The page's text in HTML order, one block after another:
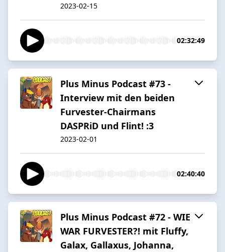
2023-02-15
02:32:49
Plus Minus Podcast #73 -
Interview mit den beiden
Furvester-Chairmans
DASPRiD und Flint! :3
2023-02-01
02:40:40
Plus Minus Podcast #72 - WIE
WAR FURVESTER?! mit Fluffy,
Galax, Gallaxus, Johanna,